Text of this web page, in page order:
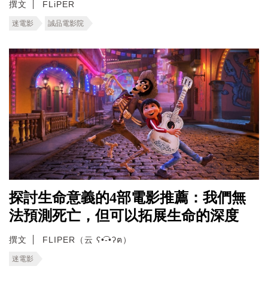
撰文 FLiPER
迷電影 誠品電影院
探討生命意義的4部電影推薦：我們無
法預測死亡，但可以拓展生命的深度
撰文 FLIPER（云 ʕ•͡-•ʔฅ）
迷電影